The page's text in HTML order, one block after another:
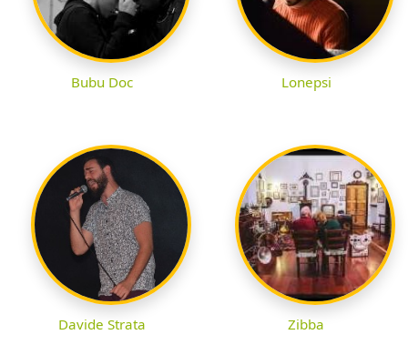
Bubu Doc Lonepsi
Davide Strata Zibba